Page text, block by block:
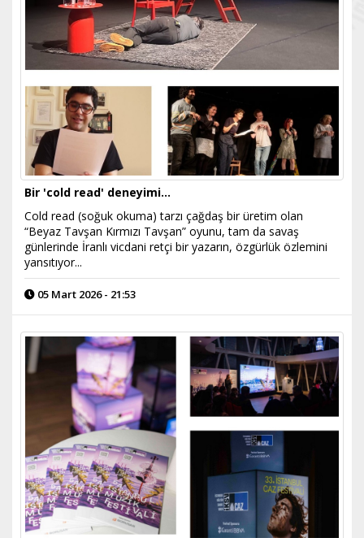
Bir 'cold read' deneyimi...
Cold read (soğuk okuma) tarzı çağdaş bir üretim olan
“Beyaz Tavşan Kırmızı Tavşan” oyunu, tam da savaş
günlerinde İranlı vicdani retçi bir yazarın, özgürlük özlemini
yansıtıyor...
05 Mart 2026 - 21:53